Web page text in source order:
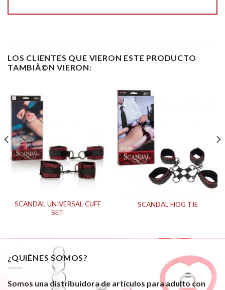
LOS CLIENTES QUE VIERON ESTE PRODUCTO
TAMBIÃ©N VIERON:
SCANDAL UNIVERSAL CUFF
SET
SCANDAL HOG TIE
¿QUIÉNES SOMOS?
Somos una distribuidora de artículos para adulto con